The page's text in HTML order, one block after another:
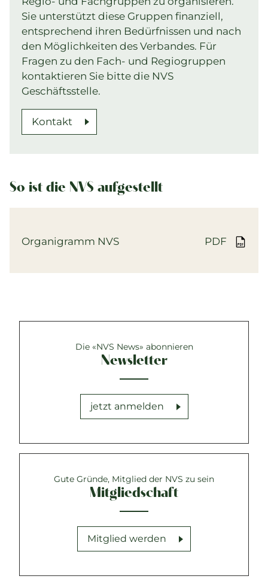
Sie unterstützt diese Gruppen finanziell,
entsprechend ihren Bedürfnissen und nach
den Möglichkeiten des Verbandes. Für
Fragen zu den Fach- und Regiogruppen
kontaktieren Sie bitte die NVS
Geschäftsstelle.
Kontakt
So ist die NVS aufgestellt
Organigramm NVS PDF
Die «NVS News» abonnieren
Newsletter
jetzt anmelden
Gute Gründe, Mitglied der NVS zu sein
Mitgliedschaft
Mitglied werden